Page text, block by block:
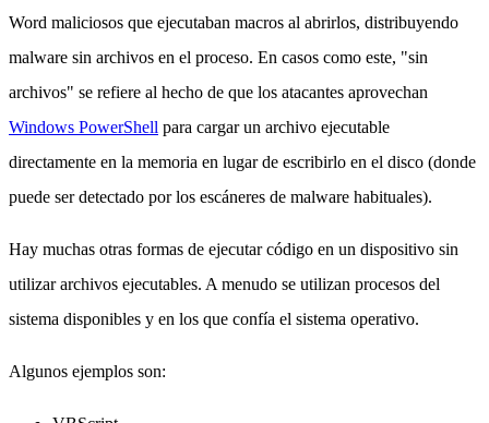
Word maliciosos que ejecutaban macros al abrirlos, distribuyendo
malware sin archivos en el proceso. En casos como este, "sin
archivos" se refiere al hecho de que los atacantes aprovechan
Windows PowerShell para cargar un archivo ejecutable
directamente en la memoria en lugar de escribirlo en el disco (donde
puede ser detectado por los escáneres de malware habituales).
Hay muchas otras formas de ejecutar código en un dispositivo sin
utilizar archivos ejecutables. A menudo se utilizan procesos del
sistema disponibles y en los que confía el sistema operativo.
Algunos ejemplos son: